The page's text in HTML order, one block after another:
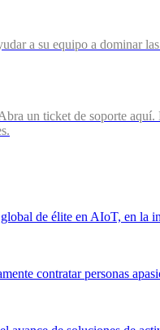
a su equipo a dominar
un ticket de soporte
de élite en AIoT, en la
contratar personas